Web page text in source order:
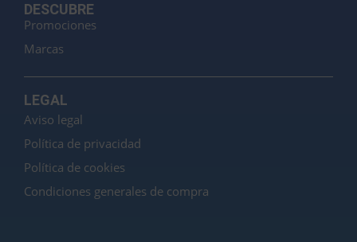
DESCUBRE
Promociones
Marcas
LEGAL
Aviso legal
Política de privacidad
Política de cookies
Condiciones generales de compra